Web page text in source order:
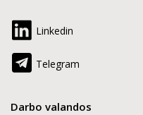
Linkedin
Telegram
Darbo valandos